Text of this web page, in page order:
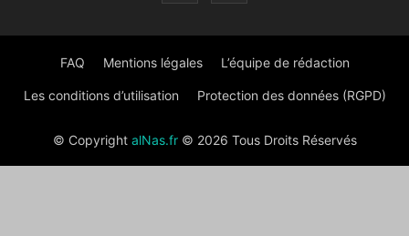
FAQ Mentions légales L’équipe de rédaction
Les conditions d’utilisation Protection des données (RGPD)
© Copyright alNas.fr© 2026 Tous Droits Réservés